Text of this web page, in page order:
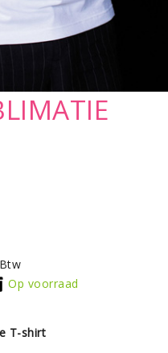
Op voorraad
T-shirt